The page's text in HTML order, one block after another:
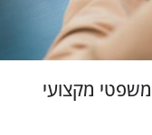
משפטי מקצועי